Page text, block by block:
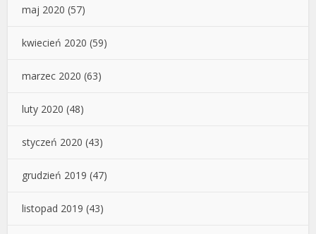
maj 2020 (57)
kwiecień 2020 (59)
marzec 2020 (63)
luty 2020 (48)
styczeń 2020 (43)
grudzień 2019 (47)
listopad 2019 (43)